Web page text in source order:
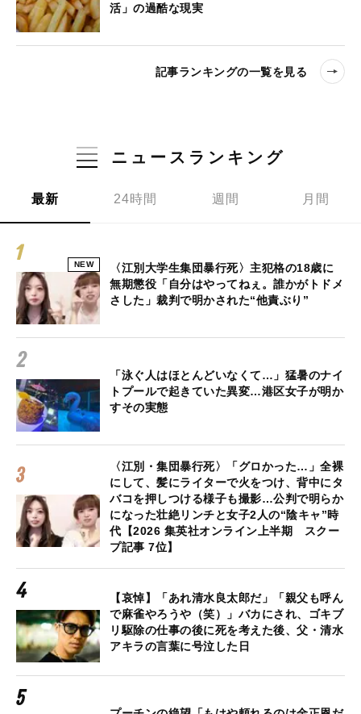
活」の過酷な現実
記事ランキングの一覧を見る
ニュースランキング
最新 24時間 週間 月間
NEW
〈江別大学生集団暴行死〉主犯格の18歳に
無期懲役「自分はやってねぇ。誰かがトドメ
さした」裁判で明かされた“他責ぶり”
「泳ぐ人はほとんどいなくて…」猛暑のナイ
トプールで起きていた異変…港区女子が明か
すその実態
〈江別・集団暴行死〉「グロかった…」全裸
にして、髪にライターで火をつけ、背中にタ
バコを押しつける様子も撮影…公判で明らか
になった壮絶リンチと女子2人の“陰キャ”時
代【2026 集英社オンライン上半期 スクー
プ記事 7位】
【哀悼】「あれ清水良太郎だ」「親父も呼ん
で麻雀やろうや（笑）」バカにされ、ゴキブ
リ駆除の仕事の後に死を考えた後、父・清水
アキラの言葉に号泣した日